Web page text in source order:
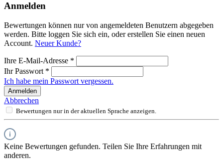
Anmelden
Bewertungen können nur von angemeldeten Benutzern abgegeben
werden. Bitte loggen Sie sich ein, oder erstellen Sie einen neuen
Account. Neuer Kunde?
Ihre E-Mail-Adresse *
Ihr Passwort *
Ich habe mein Passwort vergessen.
Anmelden
Abbrechen
Bewertungen nur in der aktuellen Sprache anzeigen.
Keine Bewertungen gefunden. Teilen Sie Ihre Erfahrungen mit
anderen.